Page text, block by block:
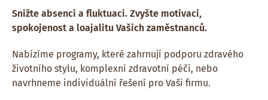
Snižte absenci a fluktuaci. Zvyšte motivaci,
spokojenost a loajalitu Vašich zaměstnanců.
Nabízíme programy, které zahrnují podporu zdravého
životního stylu, komplexní zdravotní péči, nebo
navrhneme individuální řešení pro Vaši firmu.